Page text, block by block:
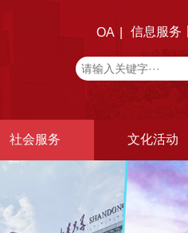
OA 信息服务
社会服务 文化活动